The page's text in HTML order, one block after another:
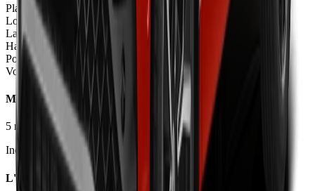
Places
5 places
Longueur
m
Largeur
1.93
Hauteur
1.64
Poids à vide
kg
Volume coffre
520
Moteurs et Finitions
5 motorisation •4 finition
Inclure Malus 2026
L'avis des experts